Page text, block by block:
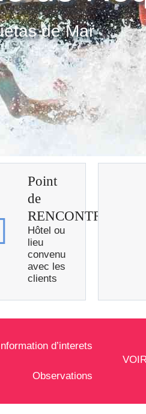
de Mar
Point
de
RENCONTRE
Hôtel ou
lieu
convenu
avec les
clients
d’interets
Observations